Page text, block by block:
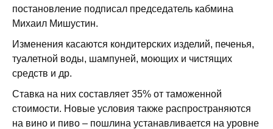
постановление подписал председатель кабмина
Михаил Мишустин.
Изменения касаются кондитерских изделий, печенья,
туалетной воды, шампуней, моющих и чистящих
средств и др.
Ставка на них составляет 35% от таможенной
стоимости. Новые условия также распространяются
на вино и пиво – пошлина устанавливается на уровне